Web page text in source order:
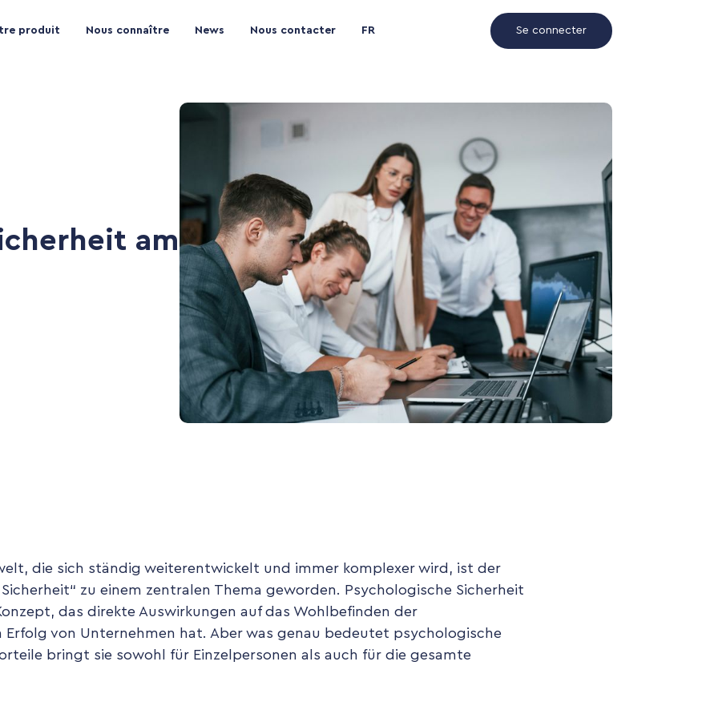
produit Nous connaître News Nous contacter FR Se connecter
am
die sich ständig weiterentwickelt und immer komplexer wird, ist der
zu einem zentralen Thema geworden. Psychologische Sicherheit
das direkte Auswirkungen auf das Wohlbefinden der
von Unternehmen hat. Aber was genau bedeutet psychologische
bringt sie sowohl für Einzelpersonen als auch für die gesamte